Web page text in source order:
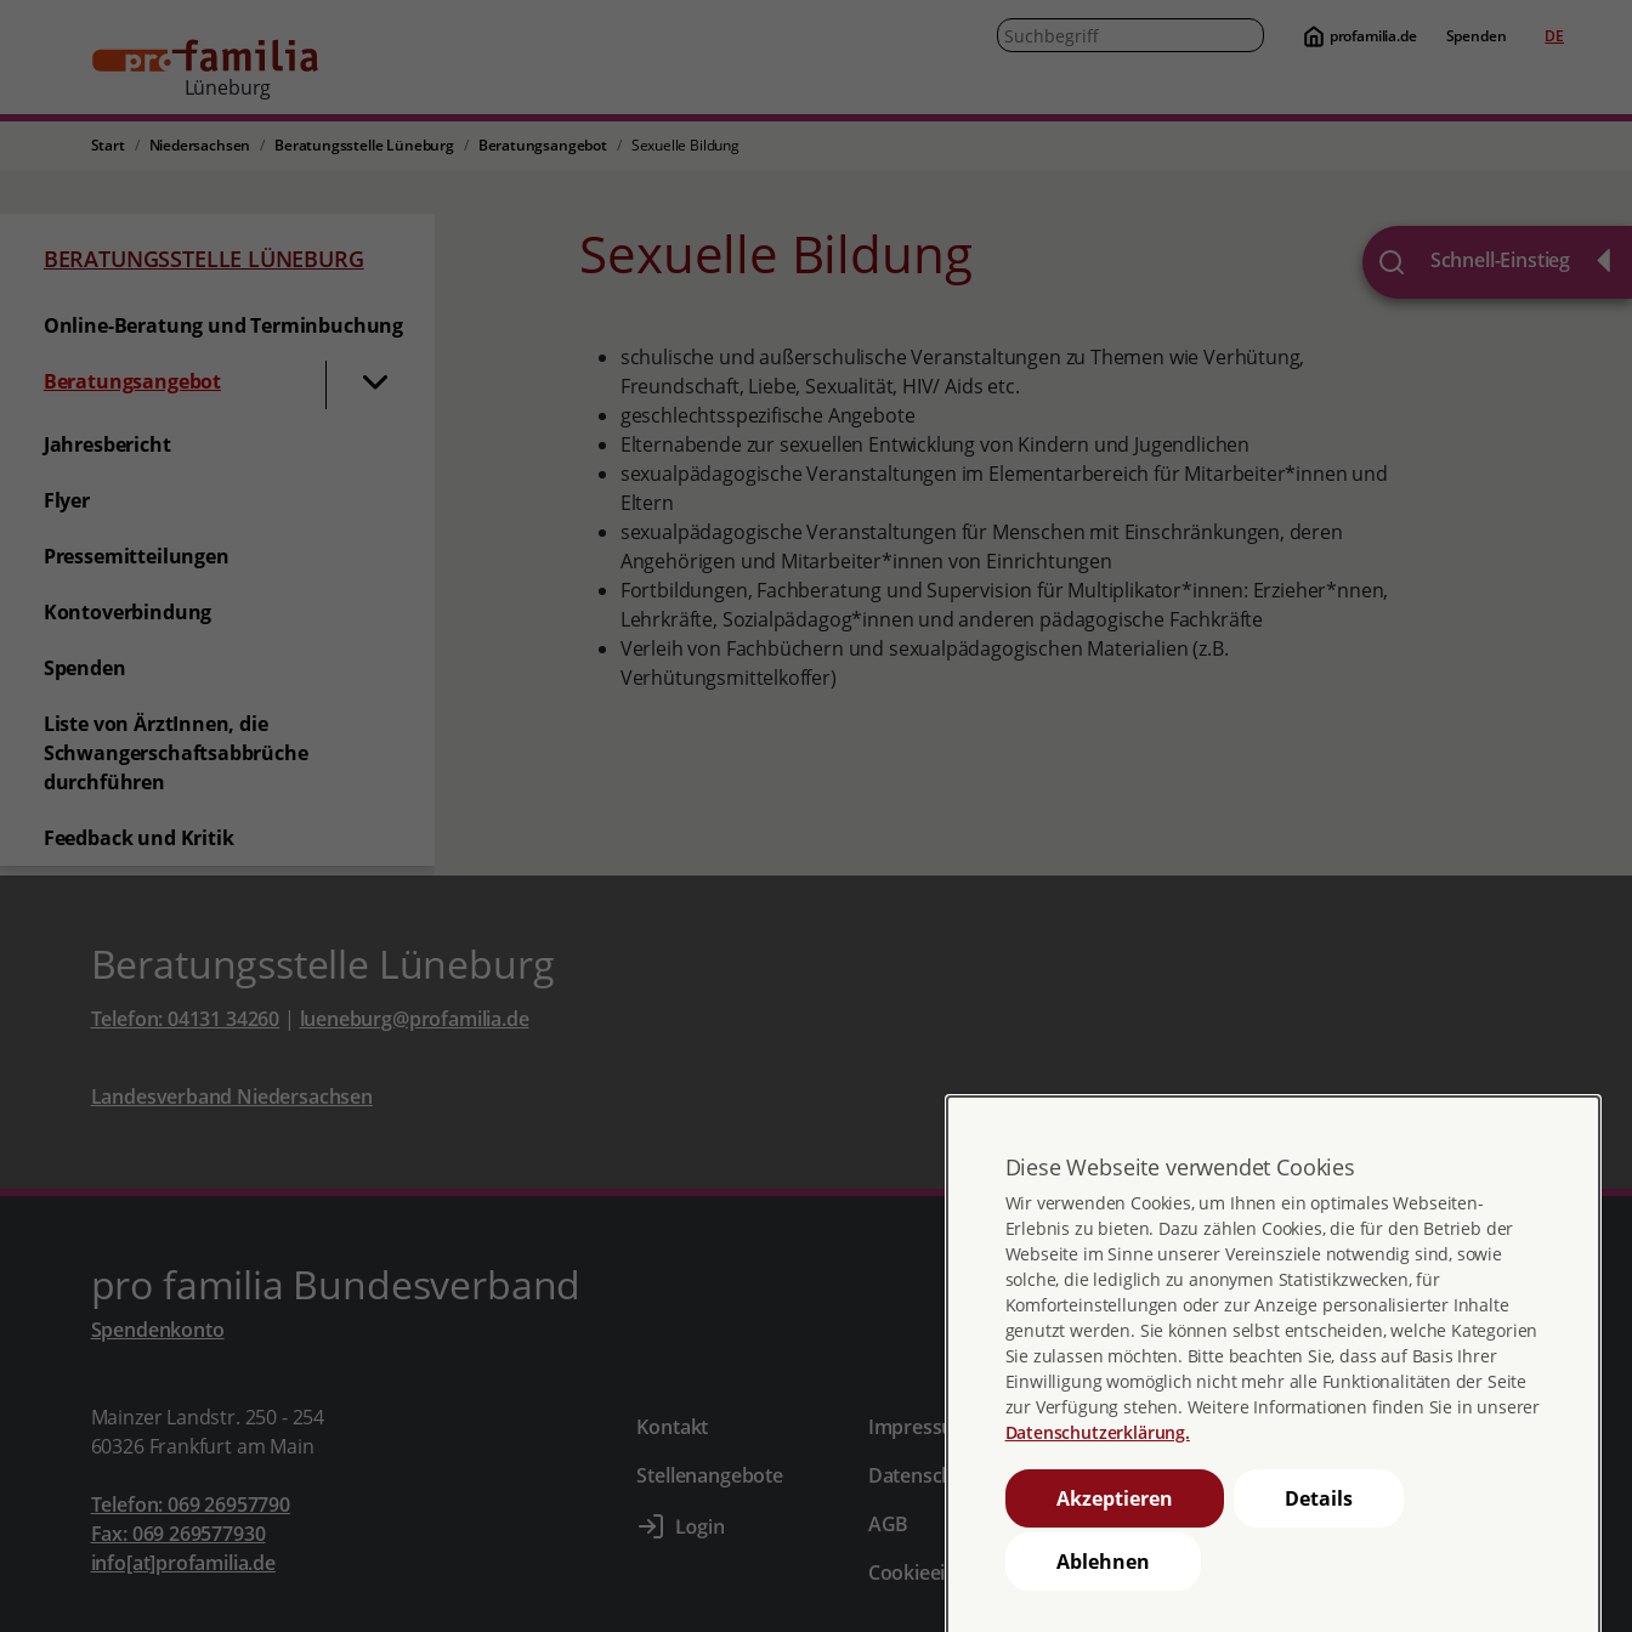
Lüneburg
profamilia.de Spenden DE
Start Niedersachsen Beratungsstelle Lüneburg Beratungsangebot Sexuelle Bildung
Schnell-Einstieg
BERATUNGSSTELLE LÜNEBURG
Online-Beratung und Terminbuchung
Beratungsangebot
Jahresbericht
Flyer
Pressemitteilungen
Kontoverbindung
Spenden
Liste von ÄrztInnen, die
Schwangerschaftsabbrüche
durchführen
Feedback und Kritik
Sexuelle Bildung
schulische und außerschulische Veranstaltungen zu Themen wie Verhütung,
Freundschaft, Liebe, Sexualität, HIV/ Aids etc.
geschlechtsspezifische Angebote
Elternabende zur sexuellen Entwicklung von Kindern und Jugendlichen
sexualpädagogische Veranstaltungen im Elementarbereich für Mitarbeiter*innen und
Eltern
sexualpädagogische Veranstaltungen für Menschen mit Einschränkungen, deren
Angehörigen und Mitarbeiter*innen von Einrichtungen
Fortbildungen, Fachberatung und Supervision für Multiplikator*innen: Erzieher*nnen,
Lehrkräfte, Sozialpädagog*innen und anderen pädagogische Fachkräfte
Verleih von Fachbüchern und sexualpädagogischen Materialien (z.B.
Verhütungsmittelkoffer)
Beratungsstelle Lüneburg
Telefon: 04131 34260 | lueneburg@profamilia.de
Landesverband Niedersachsen
pro familia Bundesverband
Spendenkonto
Mainzer Landstr. 250 - 254
60326 Frankfurt am Main
Telefon: 069 26957790
Fax: 069 269577930
info[at]profamilia.de
Kontakt
Stellenangebote
Impressum
Datenschutz
AGB
Cookieeinstellungen
Erklärung zur
Barriere melden
Diese Webseite verwendet Cookies
Wir verwenden Cookies, um Ihnen ein optimales Webseiten-
Erlebnis zu bieten. Dazu zählen Cookies, die für den Betrieb der
Webseite im Sinne unserer Vereinsziele notwendig sind, sowie
solche, die lediglich zu anonymen Statistikzwecken, für
Komforteinstellungen oder zur Anzeige personalisierter Inhalte
genutzt werden. Sie können selbst entscheiden, welche Kategorien
Sie zulassen möchten. Bitte beachten Sie, dass auf Basis Ihrer
Einwilligung womöglich nicht mehr alle Funktionalitäten der Seite
zur Verfügung stehen. Weitere Informationen finden Sie in unserer
Datenschutzerklärung.
Akzeptieren Details
Ablehnen